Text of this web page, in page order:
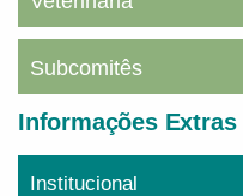
Subcomitês
Informações Extras
Institucional